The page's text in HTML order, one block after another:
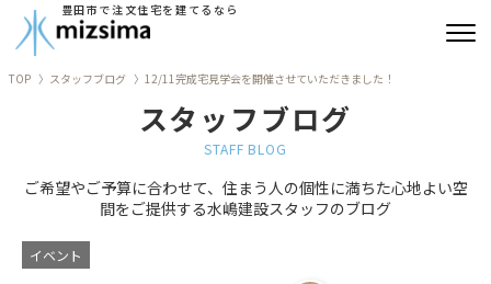
豊田市で注文住宅を建てるなら
みずしまの注文住宅
リフォーム
古民家再生
TOP スタッフブログ 12/11完成宅見学会を開催させていただきました！
スタッフブログ
STAFF BLOG
ご希望やご予算に合わせて、住まう人の個性に満ちた心地よい空
間をご提供する水嶋建設スタッフのブログ
イベント